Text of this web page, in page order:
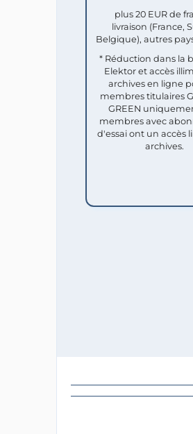
plus 20 EUR de
livraison (France,
Belgique), autres
* Réduction dans la
Elektor et accès
archives en ligne
membres titulaires
GREEN
membres avec
d'essai ont un accès
archives.